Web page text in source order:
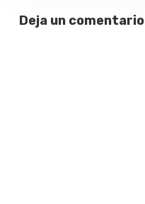
Deja un comentario